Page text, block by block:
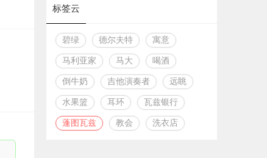
标签云
碧绿 德尔夫特 寓意
马利亚家 马大 喝酒
倒牛奶 吉他演奏者 远眺
水果篮 耳环 瓦兹银行
蓬图瓦兹 教会 洗衣店